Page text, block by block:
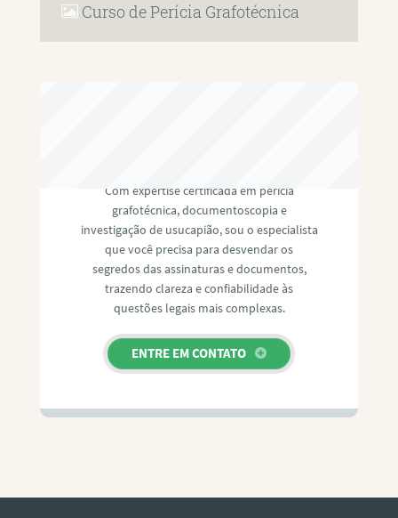
Curso de Perícia Grafotécnica
Com expertise certificada em perícia
grafotécnica, documentoscopia e
investigação de usucapião, sou o especialista
que você precisa para desvendar os
segredos das assinaturas e documentos,
trazendo clareza e confiabilidade às
questões legais mais complexas.
ENTRE EM CONTATO